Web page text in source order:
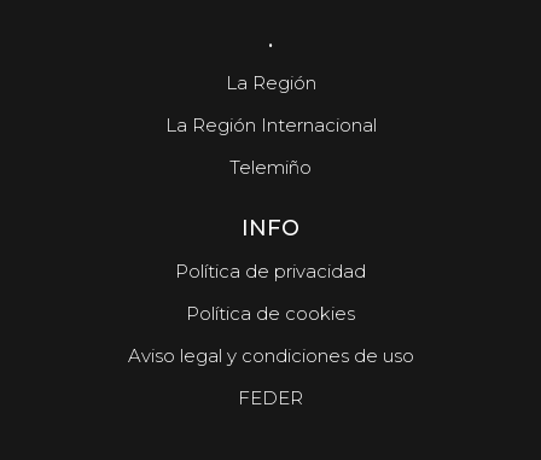
.
La Región
La Región Internacional
Telemiño
INFO
Política de privacidad
Política de cookies
Aviso legal y condiciones de uso
FEDER